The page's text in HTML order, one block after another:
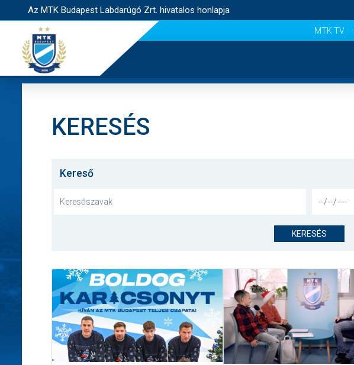
Az MTK Budapest Labdarúgó Zrt. hivatalos honlapja
MTK TV
KERESÉS
Kereső
KERESÉS